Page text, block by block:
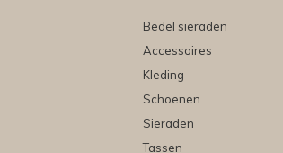
Bedel sieraden
Accessoires
Kleding
Schoenen
Sieraden
Tassen